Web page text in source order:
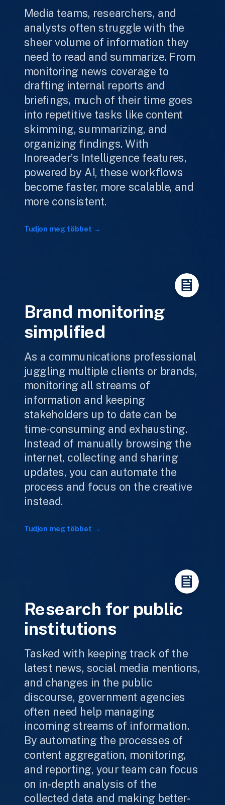
Media teams, researchers, and
analysts often struggle with the
sheer volume of information they
need to read and summarize. From
monitoring news coverage to
drafting internal reports and
briefings, much of their time goes
into repetitive tasks like content
skimming, summarizing, and
organizing findings. With
Inoreader’s Intelligence features,
powered by AI, these workflows
become faster, more scalable, and
more consistent.
Tudjon meg többet
Brand monitoring
simplified
As a communications professional
juggling multiple clients or brands,
monitoring all streams of
information and keeping
stakeholders up to date can be
time-consuming and exhausting.
Instead of manually browsing the
internet, collecting and sharing
updates, you can automate the
process and focus on the creative
instead.
Tudjon meg többet
Research for public
institutions
Tasked with keeping track of the
latest news, social media mentions,
and changes in the public
discourse, government agencies
often need help managing
incoming streams of information.
By automating the processes of
content aggregation, monitoring,
and reporting, your team can focus
on in-depth analysis of the
collected data and making better-